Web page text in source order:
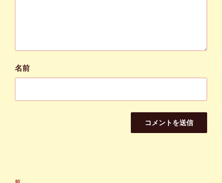
名前
投